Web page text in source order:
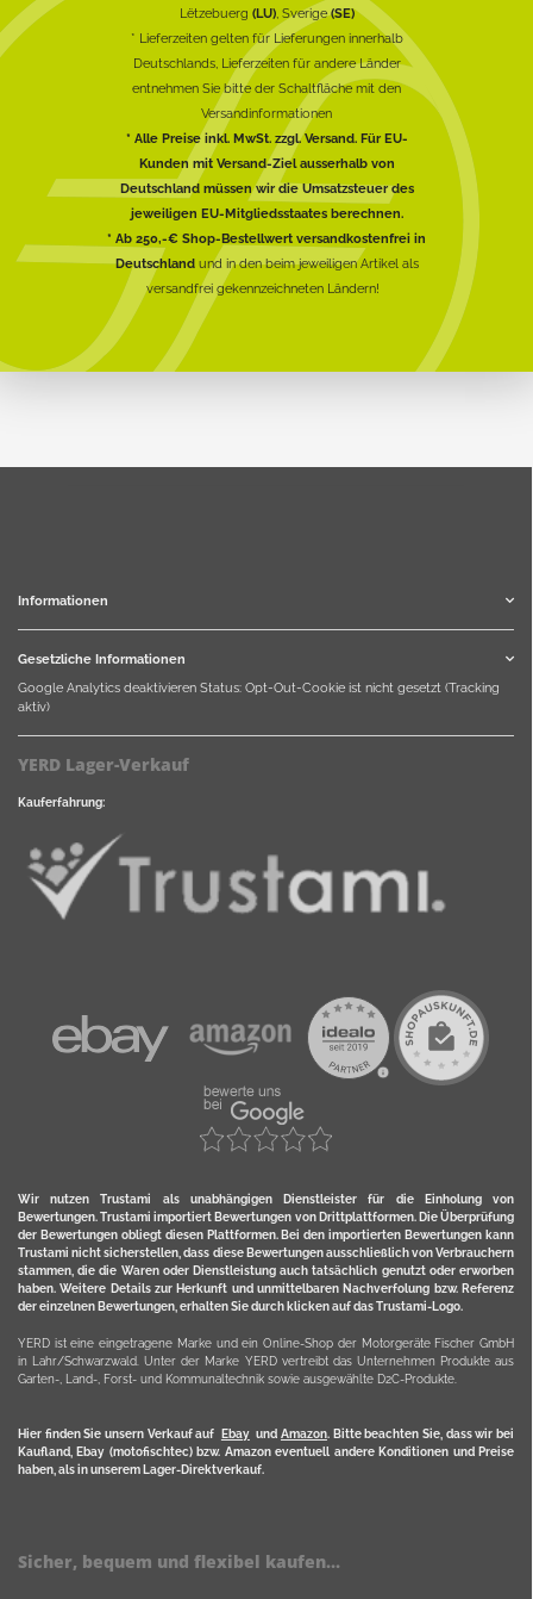
Lëtzebuerg (LU), Sverige(SE)
* Lieferzeiten gelten für Lieferungen innerhalb
Deutschlands, Lieferzeiten für andere Länder
entnehmen Sie bitte der Schaltfläche mit den
Versandinformationen
* Alle Preise inkl. MwSt. zzgl. Versand. Für EU-
Kunden mit Versand-Ziel ausserhalb von
Deutschland müssen wir die Umsatzsteuer des
jeweiligen EU-Mitgliedsstaates berechnen.
* Ab 250,-€ Shop-Bestellwert versandkostenfrei in
Deutschlandund in den beim jeweiligen Artikel als
versandfrei gekennzeichneten Ländern!
Informationen
Gesetzliche Informationen
Google Analytics deaktivieren Status: Opt-Out-Cookie ist nicht gesetzt (Tracking
aktiv)
YERD Lager-Verkauf
Kauferfahrung:
Wir nutzen Trustami als unabhängigen Dienstleister für die Einholung von
Bewertungen. Trustami importiert Bewertungen von Drittplattformen. Die Überprüfung
der Bewertungen obliegt diesen Plattformen. Bei den importierten Bewertungen kann
Trustami nicht sicherstellen, dass diese Bewertungen ausschließlich von Verbrauchern
stammen, die die Waren oder Dienstleistung auch tatsächlich genutzt oder erworben
haben. Weitere Details zur Herkunft und unmittelbaren Nachverfolung bzw. Referenz
der einzelnen Bewertungen, erhalten Sie durch klicken auf das Trustami-Logo.
YERD ist eine eingetragene Marke und ein Online-Shop der Motorgeräte Fischer GmbH
in Lahr/Schwarzwald. Unter der Marke YERD vertreibt das Unternehmen Produkte aus
Garten-, Land-, Forst- und Kommunaltechnik sowie ausgewählte D2C-Produkte.
Hier finden Sie unsern Verkauf auf Ebayund Amazon. Bitte beachten Sie, dass wir bei
Kaufland, Ebay (motofischtec) bzw. Amazon eventuell andere Konditionen und Preise
haben, als in unserem Lager-Direktverkauf.
Sicher, bequem und flexibel kaufen...